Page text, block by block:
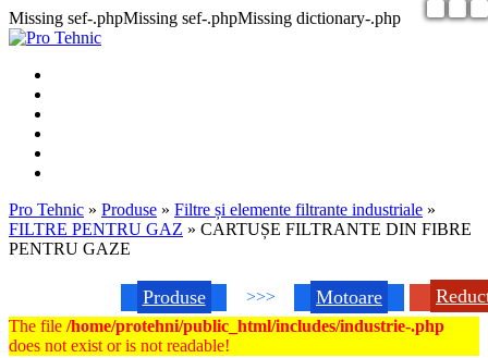
Missing sef-.phpMissing sef-.phpMissing dictionary-.php
Pro Tehnic » Produse » Filtre și elemente filtrante industriale »
FILTRE PENTRU GAZ » CARTUȘE FILTRANTE DIN FIBRE
PENTRU GAZE
Produse >>> Motoare
The file /home/protehni/public_html/includes/industrie-.php
does not exist or is not readable!